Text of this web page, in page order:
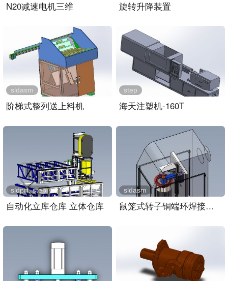
N20减速电机三维 旋转升降装置
阶梯式整列送上料机
sldasm
海天注塑机-160T
step
自动化立库仓库 立体仓库
sldprt, step
鼠笼式转子铜端环焊接装置..
sldasm